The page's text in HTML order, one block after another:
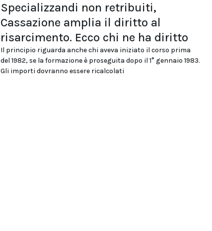
Specializzandi non retribuiti,
Cassazione amplia il diritto al
risarcimento. Ecco chi ne ha diritto
Il principio riguarda anche chi aveva iniziato il corso prima
del 1982, se la formazione è proseguita dopo il 1° gennaio 1983.
Gli importi dovranno essere ricalcolati